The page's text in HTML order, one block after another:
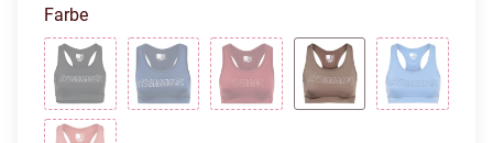
Farbe
BLACK